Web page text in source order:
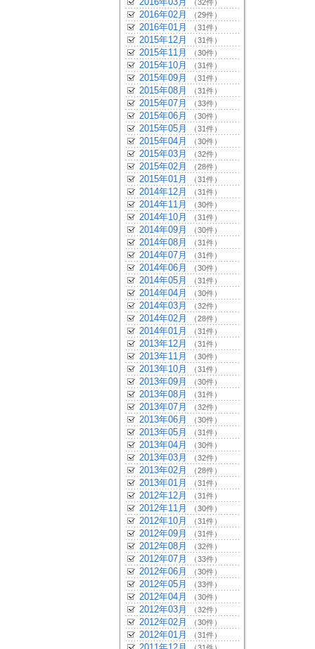
（32件）
2016年02月 （29件）
2016年01月 （31件）
2015年12月 （31件）
2015年11月 （30件）
2015年10月 （31件）
2015年09月 （31件）
2015年08月 （31件）
2015年07月 （33件）
2015年06月 （30件）
2015年05月 （31件）
2015年04月 （30件）
2015年03月 （32件）
2015年02月 （28件）
2015年01月 （31件）
2014年12月 （31件）
2014年11月 （30件）
2014年10月 （31件）
2014年09月 （30件）
2014年08月 （31件）
2014年07月 （31件）
2014年06月 （30件）
2014年05月 （31件）
2014年04月 （30件）
2014年03月 （32件）
2014年02月 （28件）
2014年01月 （31件）
2013年12月 （31件）
2013年11月 （30件）
2013年10月 （31件）
2013年09月 （30件）
2013年08月 （31件）
2013年07月 （32件）
2013年06月 （30件）
2013年05月 （31件）
2013年04月 （30件）
2013年03月 （32件）
2013年02月 （28件）
2013年01月 （31件）
2012年12月 （31件）
2012年11月 （30件）
2012年10月 （31件）
2012年09月 （31件）
2012年08月 （32件）
2012年07月 （33件）
2012年06月 （30件）
2012年05月 （33件）
2012年04月 （30件）
2012年03月 （32件）
2012年02月 （30件）
2012年01月 （31件）